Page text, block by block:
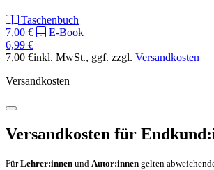
Taschenbuch
7,00 €
E-Book
6,99 €
7,00 €inkl. MwSt., ggf. zzgl. Versandkosten
Versandkosten
Versandkosten für
FürLehrer:innen und Autor:innen gelten